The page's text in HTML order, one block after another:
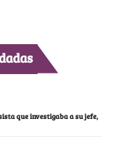
que investigaba a su jefe,